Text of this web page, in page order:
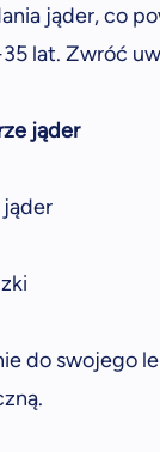
jąder, co
lat. Zwróć
jąder
do swojego